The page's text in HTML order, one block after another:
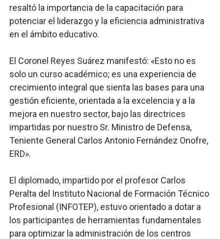
resaltó la importancia de la capacitación para
potenciar el liderazgo y la eficiencia administrativa
en el ámbito educativo.
El Coronel Reyes Suárez manifestó: «Esto no es
solo un curso académico; es una experiencia de
crecimiento integral que sienta las bases para una
gestión eficiente, orientada a la excelencia y a la
mejora en nuestro sector, bajo las directrices
impartidas por nuestro Sr. Ministro de Defensa,
Teniente General Carlos Antonio Fernández Onofre,
ERD».
El diplomado, impartido por el profesor Carlos
Peralta del Instituto Nacional de Formación Técnico
Profesional (INFOTEP), estuvo orientado a dotar a
los participantes de herramientas fundamentales
para optimizar la administración de los centros